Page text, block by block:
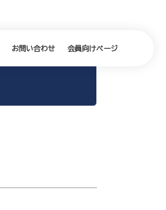
お問い合わせ 会員向けページ